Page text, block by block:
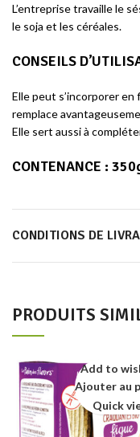
L’entreprise travaille le
le soja et les céréales.
CONSEILS
Elle peut s’incorporer en
remplace
Elle sert aussi à
CONTENANCE :
CONDITIONS DE
PRODUITS
Add to
Ajouter au
Quick